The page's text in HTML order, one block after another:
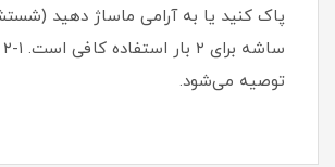
پاک کنید یا به آرامی ماساژ دهید
توصیه می‌شود.